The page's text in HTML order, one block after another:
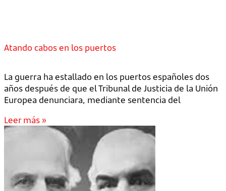
Atando cabos en los puertos
La guerra ha estallado en los puertos españoles dos
años después de que el Tribunal de Justicia de la Unión
Europea denunciara, mediante sentencia del
Leer más »